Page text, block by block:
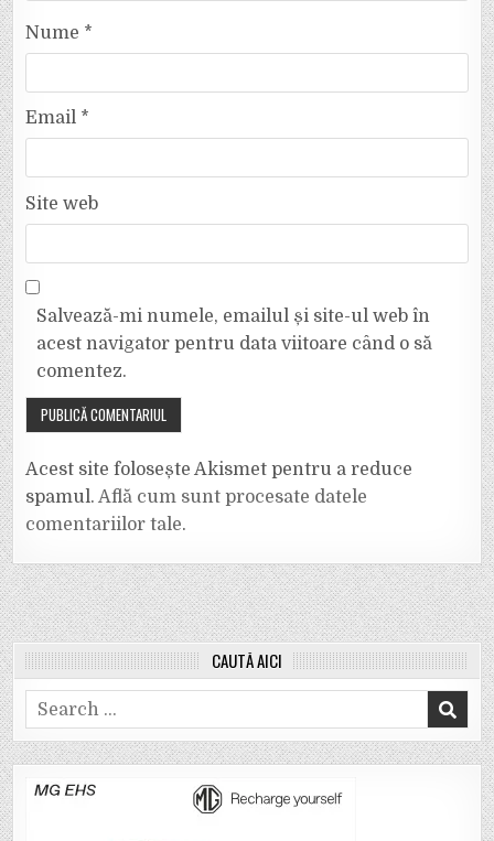
Nume *
Email *
Site web
Salvează-mi numele, emailul și site-ul web în
acest navigator pentru data viitoare când o să
comentez.
Acest site folosește Akismet pentru a reduce
spamul.Află cum sunt procesate datele
comentariilor tale.
CAUTĂ AICI
Search
for: